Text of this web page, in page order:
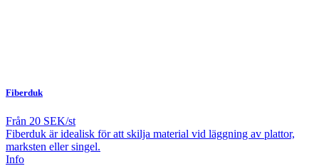
Fiberduk
Från 20 SEK/st
Fiberduk är idealisk för att skilja material vid läggning av plattor,
marksten eller singel.
Info